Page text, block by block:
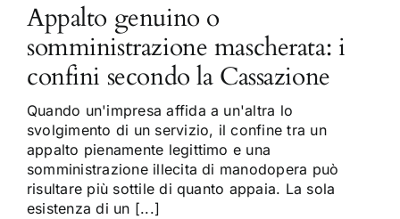
Appalto genuino o
somministrazione mascherata: i
confini secondo la Cassazione
Quando un'impresa affida a un'altra lo
svolgimento di un servizio, il confine tra un
appalto pienamente legittimo e una
somministrazione illecita di manodopera può
risultare più sottile di quanto appaia. La sola
esistenza di un [...]